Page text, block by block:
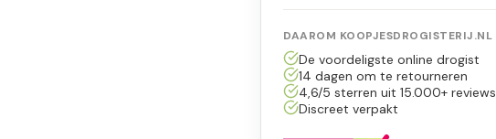
DAAROM KOOPJESDROGISTERIJ.NL
De voordeligste online drogist
14 dagen om te retourneren
4,6/5 sterren uit 15.000+ reviews
Discreet verpakt